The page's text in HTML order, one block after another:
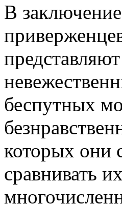
В
беспутных
которых они
сравнивать